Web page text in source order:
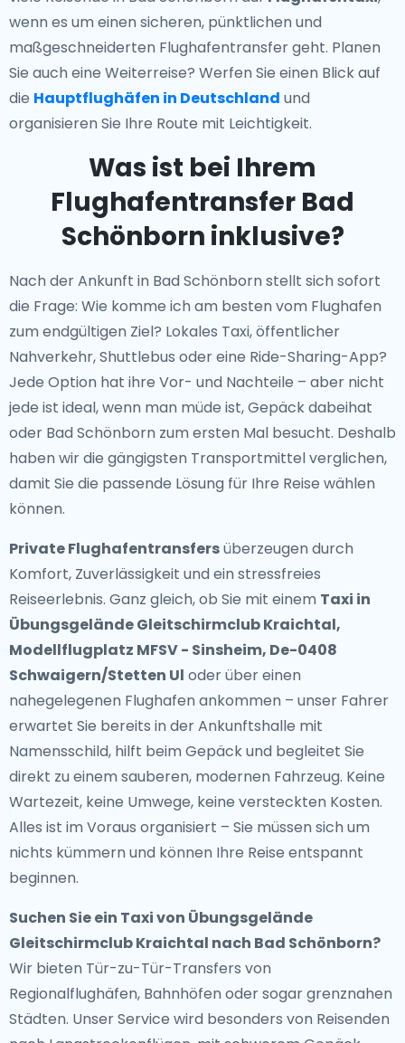
wenn es um einen sicheren, pünktlichen und
maßgeschneiderten Flughafentransfer geht. Planen
Sie auch eine Weiterreise? Werfen Sie einen Blick auf
die Hauptflughäfen in Deutschland und
organisieren Sie Ihre Route mit Leichtigkeit.
Was ist bei Ihrem
Flughafentransfer Bad
Schönborn inklusive?
Nach der Ankunft in Bad Schönborn stellt sich sofort
die Frage: Wie komme ich am besten vom Flughafen
zum endgültigen Ziel? Lokales Taxi, öffentlicher
Nahverkehr, Shuttlebus oder eine Ride-Sharing-App?
Jede Option hat ihre Vor- und Nachteile – aber nicht
jede ist ideal, wenn man müde ist, Gepäck dabeihat
oder Bad Schönborn zum ersten Mal besucht. Deshalb
haben wir die gängigsten Transportmittel verglichen,
damit Sie die passende Lösung für Ihre Reise wählen
können.
Private Flughafentransfersüberzeugen durch
Komfort, Zuverlässigkeit und ein stressfreies
Reiseerlebnis. Ganz gleich, ob Sie mit einem Taxi in
Übungsgelände Gleitschirmclub Kraichtal,
Modellflugplatz MFSV - Sinsheim, De-0408
Schwaigern/Stetten Ul oder über einen
nahegelegenen Flughafen ankommen – unser Fahrer
erwartet Sie bereits in der Ankunftshalle mit
Namensschild, hilft beim Gepäck und begleitet Sie
direkt zu einem sauberen, modernen Fahrzeug. Keine
Wartezeit, keine Umwege, keine versteckten Kosten.
Alles ist im Voraus organisiert – Sie müssen sich um
nichts kümmern und können Ihre Reise entspannt
beginnen.
Suchen Sie ein Taxi von Übungsgelände
Gleitschirmclub Kraichtal nach Bad Schönborn?
Wir bieten Tür-zu-Tür-Transfers von
Regionalflughäfen, Bahnhöfen oder sogar grenznahen
Städten. Unser Service wird besonders von Reisenden